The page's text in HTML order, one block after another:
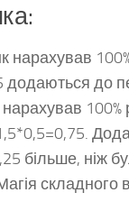
нарахував
додаються до
100%
більше, ніж
складного